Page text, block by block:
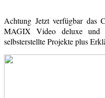
Achtung Jetzt verfügbar das
MAGIX Video deluxe
selbsterstellte Projekte plus